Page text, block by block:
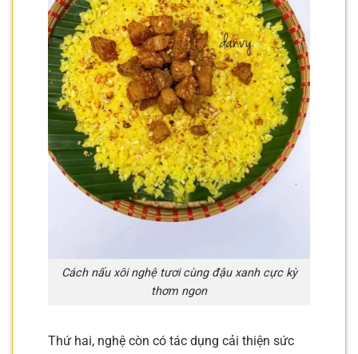
Cách nấu xôi nghệ tươi cùng đậu xanh cực kỳ
thơm ngon
Thứ hai, nghệ còn có tác dụng cải thiện sức